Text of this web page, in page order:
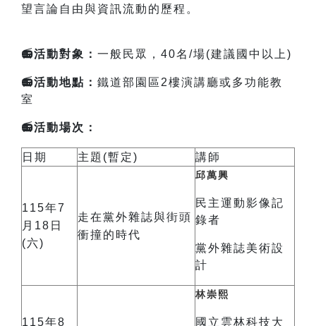
望言論自由與資訊流動的歷程。
📻活動對象： 一般民眾，40名/場(建議國中以上)
📻活動地點： 鐵道部園區2樓演講廳或多功能教
室
📻活動場次：
日期 主題(暫定) 講師
115年7
月18日
(六)
走在黨外雜誌與街頭
衝撞的時代
邱萬興
民主運動影像記
錄者
黨外雜誌美術設
計
115年8
林崇熙
國立雲林科技大